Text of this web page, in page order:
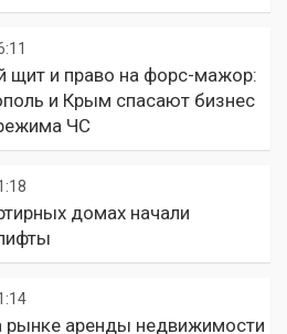
щит и право на форс-мажор:
и Крым спасают бизнес
ЧС
домах начали
рынке аренды недвижимости